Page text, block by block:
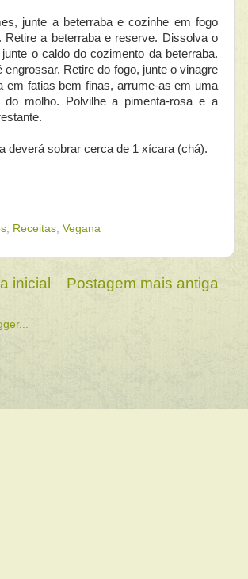
junte a beterraba e cozinhe em fogo
a beterraba e reserve. Dissolva o
o caldo do cozimento da beterraba.
Retire do fogo, junte o vinagre
em fatias bem finas, arrume-as em uma
molho. Polvilhe a pimenta-rosa e a
deverá sobrar cerca de 1 xícara (chá).
Receitas Vegana
Postagem mais antiga
inicial